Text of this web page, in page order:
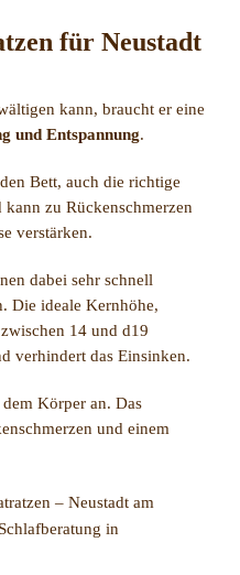
für Neustadt
kann, braucht er eine
und Entspannung.
Bett, auch die richtige
zu Rückenschmerzen
verstärken.
dabei sehr schnell
Die ideale Kernhöhe,
14 und d19
verhindert das Einsinken.
Körper an. Das
und einem